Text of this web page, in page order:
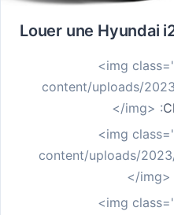
<img
content/uploads/
</img> :
<img
content/uploads/
</img>
<img